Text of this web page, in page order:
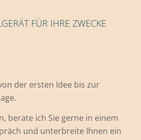
FÜR IHRE ZWECKE
der ersten Idee bis zur
berate ich Sie gerne in einem
und unterbreite Ihnen ein